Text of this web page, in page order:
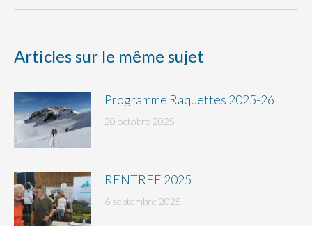
:
Articles sur le même sujet
Programme Raquettes 2025-26
20 octobre 2025
RENTREE 2025
6 septembre 2025